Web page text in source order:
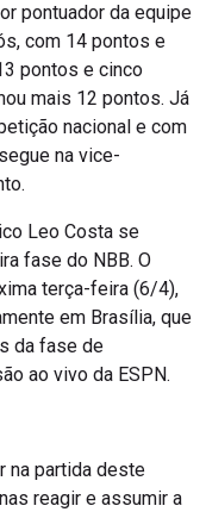
pontuador da equipe
com 14 pontos e
pontos e cinco
mais 12 pontos. Já
nacional e com
na vice-
Leo Costa se
fase do NBB. O
terça-feira (6/4),
em Brasília, que
da fase de
ao vivo da ESPN.
na partida deste
reagir e assumir a